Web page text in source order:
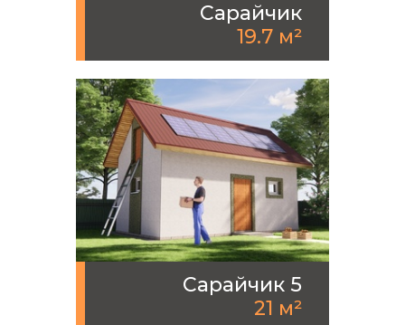
Сарайчик
19.7 м²
Сарайчик 5
21 м²